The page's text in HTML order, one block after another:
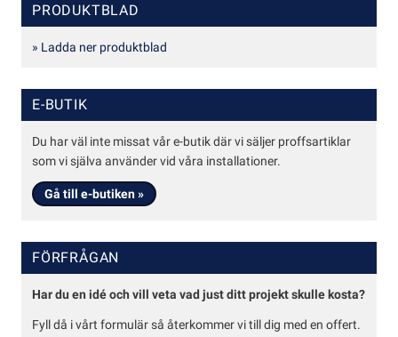
PRODUKTBLAD
» Ladda ner produktblad
E-BUTIK
Du har väl inte missat vår e-butik där vi säljer proffsartiklar
som vi själva använder vid våra installationer.
Gå till e-butiken »
FÖRFRÅGAN
Har du en idé och vill veta vad just ditt projekt skulle kosta?
Fyll då i vårt formulär så återkommer vi till dig med en offert.